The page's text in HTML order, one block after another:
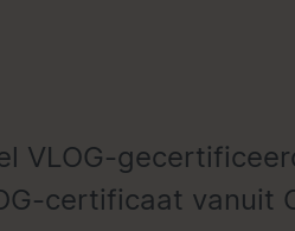
VLOG-
certificaat vanuit